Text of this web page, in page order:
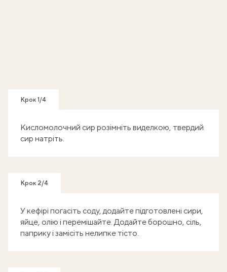
Крок 1/4
Кисломолочний сир розімніть виделкою, твердий
сир натріть.
Крок 2/4
У кефірі погасіть соду, додайте підготовлені сири,
яйце, олію і перемішайте. Додайте борошно, сіль,
паприку і замісіть нелипке тісто.